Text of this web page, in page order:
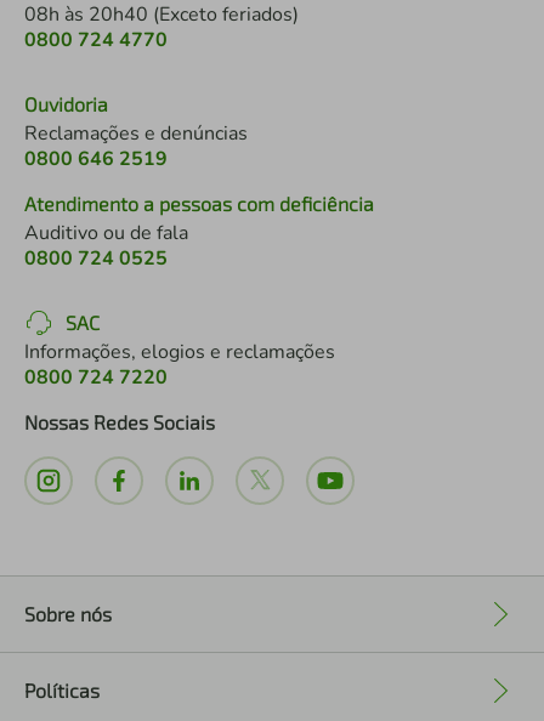
08h às 20h40 (Exceto feriados)
0800 724 4770
Ouvidoria
Reclamações e denúncias
0800 646 2519
Atendimento a pessoas com deficiência
Auditivo ou de fala
0800 724 0525
SAC
Informações, elogios e reclamações
0800 724 7220
Nossas Redes Sociais
Sobre nós
Políticas